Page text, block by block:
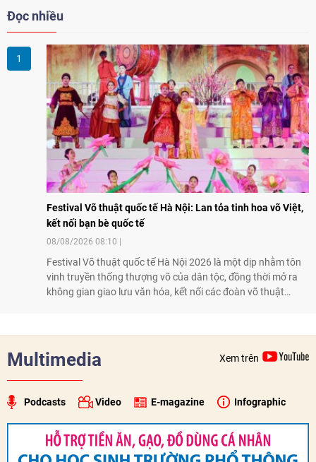
Đọc nhiều
Festival Võ thuật quốc tế Hà Nội: Lan tỏa tinh hoa võ Việt,
kết nối bạn bè quốc tế
08/08/2026 08:10
Festival Võ thuật quốc tế Hà Nội 2026 là một dịp nhằm tôn
vinh truyền thống thượng võ của dân tộc, đồng thời mở ra
không gian giao lưu văn hóa, kết nối các đoàn võ thuật
Multimedia Xem trên
Podcasts Video E-magazine Infographic